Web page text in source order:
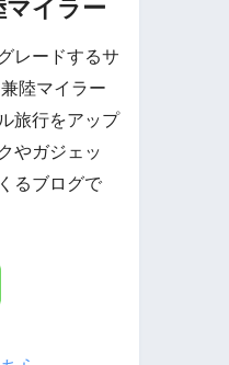
マイラー
レードするサ
陸マイラー
旅行をアップ
やガジェッ
るブログで